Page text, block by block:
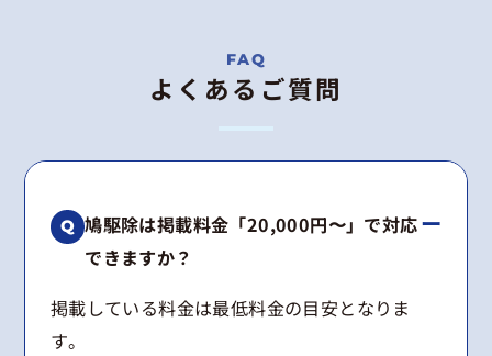
よくあるご質問
鳩駆除は掲載料金「20,000円〜」で対応
できますか？
掲載している料金は最低料金の目安となりま
す。